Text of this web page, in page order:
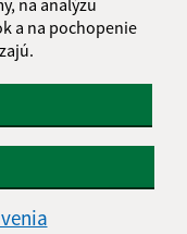
a na pochopenie